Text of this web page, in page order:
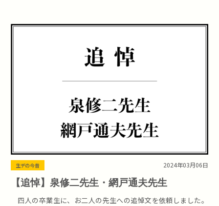
生デの今昔 2024年03月06日
【追悼】泉修二先生・網戸通夫先生
四人の卒業生に、お二人の先生への追悼文を依頼しました。